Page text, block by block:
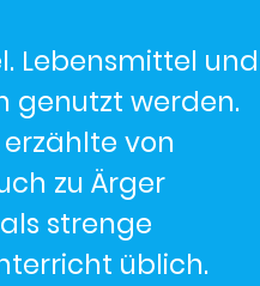
Lebensmittel und
genutzt werden.
von
zu Ärger
strenge
üblich.